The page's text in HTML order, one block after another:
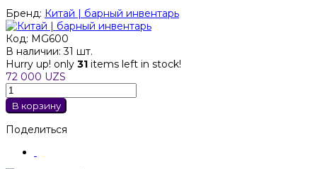
Бренд: Китай | барный инвентарь
Код: MG600
В наличии: 31 шт.
Hurry up! only 31 items left in stock!
72 000 UZS
В корзину
Поделиться